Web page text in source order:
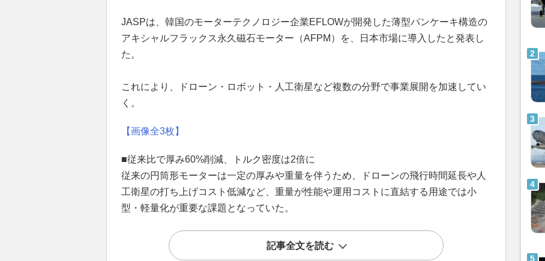
JASPは、韓国のモーターテクノロジー企業EFLOWが開発した薄型パンケーキ構造の
アキシャルフラックス永久磁石モーター（AFPM）を、日本市場に導入したと発表し
た。
これにより、ドローン・ロボット・人工衛星など複数の分野で事業展開を加速してい
く。
【画像全3枚】
■従来比で厚み60%削減、トルク密度は2倍に
従来の円筒形モーターは一定の厚みや重量を伴うため、ドローンの飛行時間延長や人
工衛星の打ち上げコスト低減など、重量が性能や運用コストに直結する用途では小
型・軽量化が重要な課題となっていた。
記事全文を読む